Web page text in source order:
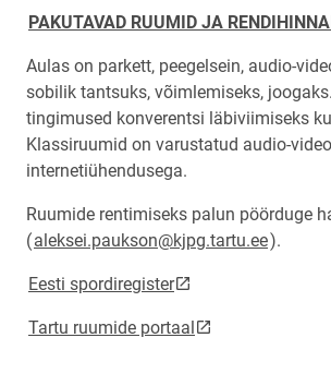
PAKUTAVAD RUUMID JA
Aulas on parkett, peegelsein, audio-
sobilik tantsuks, võimlemiseks,
tingimused konverentsi läbiviimiseks
Klassiruumid on varustatud audio-
internetiühendusega.
Ruumide rentimiseks palun pöörduge
(aleksei.paukson@kjpg.tartu.ee).
Eesti spordiregisterlink opens on new
Tartu ruumide portaallink opens on new